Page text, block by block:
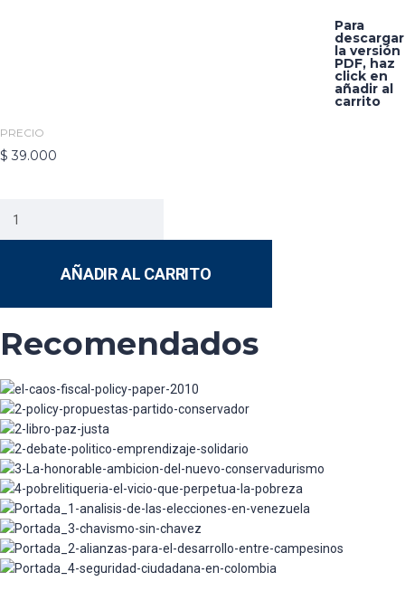
Para
descargar
la versión
PDF, haz
click en
añadir al
carrito
PRECIO
$ 39.000
AÑADIR AL CARRITO
Recomendados
Policy Paper El Caos Fiscal - La regla propuesta
no seria operante
Partido Conservador Colombiano en Temas
Presupuestales, Fiscales y Tributarios
PAZ JUSTA – En contra de la impunidad y a
favor de las víctimas, la justicia y la paz
Emprendizaje Solidario
La Honorable Ambición del Nuevo
Conservadurismo
POBRELITIQUERIA-El vicio que perpetúa la
pobreza
Análisis de las elecciones en Venezuela y
Ecuador
Chavismo Sin Chávez, Un Modelo en Suspenso
Alianzas para el Desarrollo entre Campesinos,
Grandes y Medianos Empresarios, Sector
Financiero y Estado
Seguridad Ciudadana En Colombia - Referentes,
retos y perspectivas en un escenario de post-
conflicto